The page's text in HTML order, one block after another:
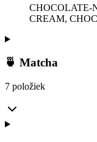
CHOCOLATE-
CREAM,
🍵 Matcha
7 položiek